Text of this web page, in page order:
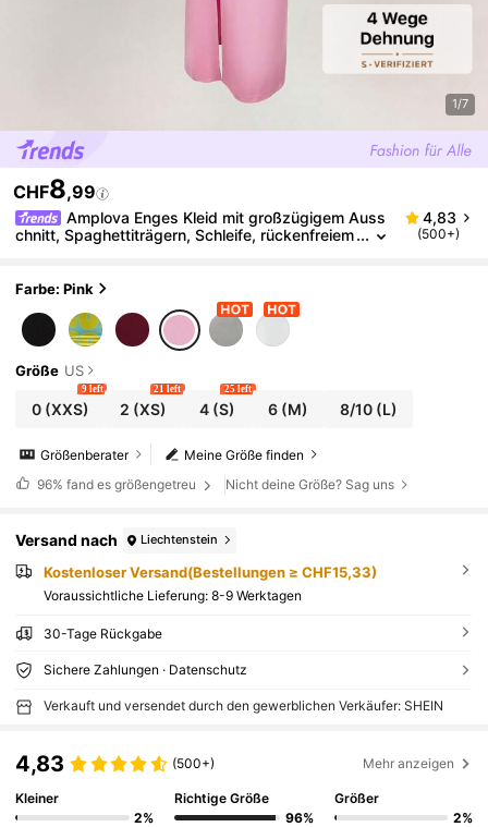
1/7
CHF8,99
Amplova Enges Kleid mit großzügigem Auss
chnitt, Spaghettiträgern, Schleife, rückenfreiem
4,83
(500+)
Farbe: Pink
Größe US
0(XXS)
9 left
2 (XS)
21 left
4 (S)
25 left
6 (M) 8/10 (L)
Meine Größe finden
Größenberater
96% fand es größengetreu Nicht deine Größe? Sag uns
Versand nach Liechtenstein
Kostenloser Versand(Bestellungen ≥ CHF15,33)
Voraussichtliche Lieferung: 8-9 Werktagen
30-Tage Rückgabe
Sichere Zahlungen · Datenschutz
Verkauft und versendet durch den gewerblichen Verkäufer: SHEIN
4,83 (500+) Mehr anzeigen
Kleiner
2%
Richtige Größe
96%
Größer
2%